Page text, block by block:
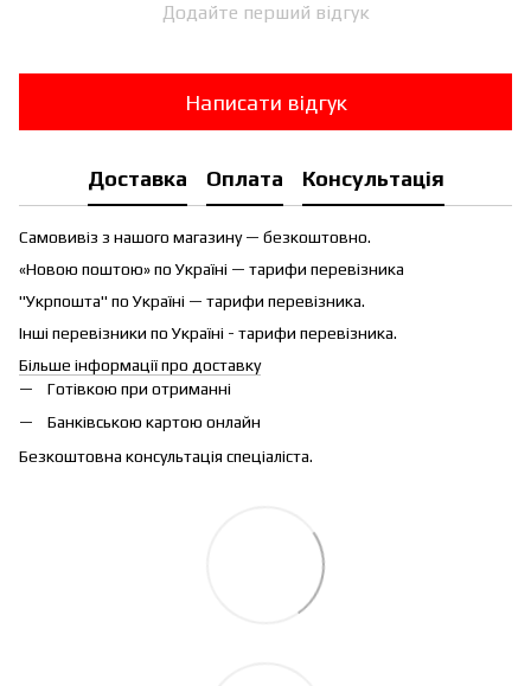
Додайте перший відгук
Написати відгук
Доставка Оплата Консультація
Самовивіз з нашого магазину — безкоштовно.
«Новою поштою» по Україні — тарифи перевізника
"Укрпошта" по Україні — тарифи перевізника.
Інші перевізники по Україні - тарифи перевізника.
Більше інформації про доставку
Готівкою при отриманні
Банківською картою онлайн
Безкоштовна консультація спеціаліста.